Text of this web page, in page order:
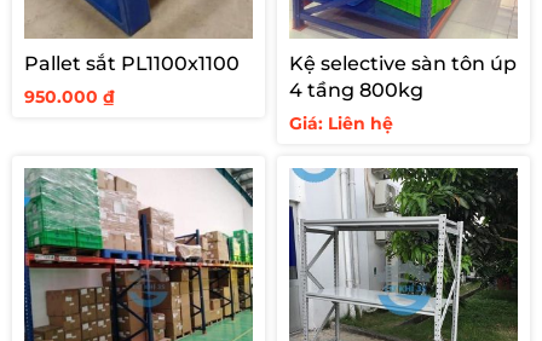
Pallet sắt PL1100x1100
950.000 ₫
Kệ selective sàn tôn úp
4 tầng 800kg
Giá: Liên hệ